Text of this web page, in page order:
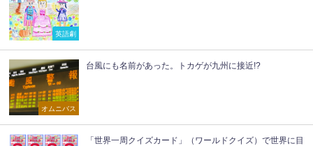
英語劇
オムニバス
台風にも名前があった。トカゲが九州に接近!?
「世界一周クイズカード」（ワールドクイズ）で世界に目